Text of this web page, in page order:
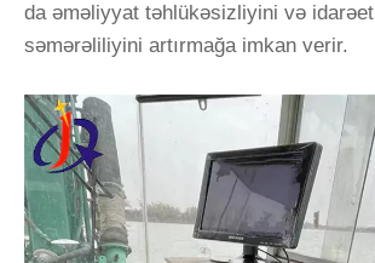
da əməliyyat təhlükəsizliyini və
səmərəliliyini artırmağa imkan verir.